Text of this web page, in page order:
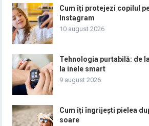
Cum îți protejezi copilul
Instagram
10 august 2026
Tehnologia purtabilă: de
la inele smart
9 august 2026
Cum îți îngrijești pielea
soare